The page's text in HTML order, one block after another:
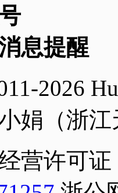
息提醒
2026
娟（浙
营许可